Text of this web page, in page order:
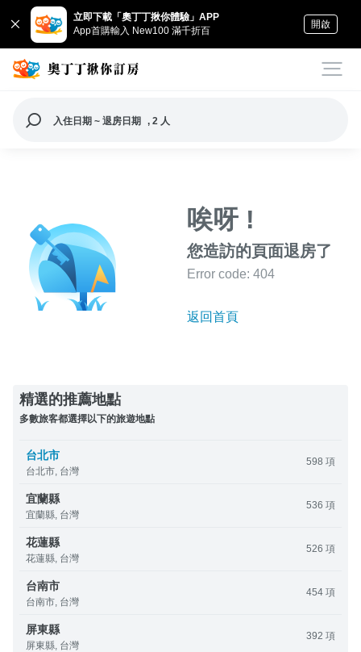
立即下載「奧丁丁揪你體驗」APP
App首購輸入 New100 滿千折百
開啟
入住日期 ~ 退房日期 , 2 人
唉呀 !
您造訪的頁面退房了
Error code: 404
返回首頁
精選的推薦地點
多數旅客都選擇以下的旅遊地點
台北市
台北市, 台灣
598 項
宜蘭縣
宜蘭縣, 台灣
536 項
花蓮縣
花蓮縣, 台灣
526 項
台南市
台南市, 台灣
454 項
屏東縣
屏東縣, 台灣
392 項